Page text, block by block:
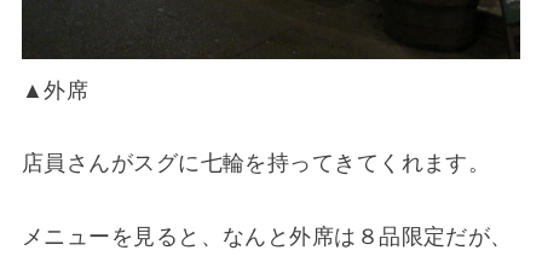
▲外席
店員さんがスグに七輪を持ってきてくれます。
メニューを見ると、なんと外席は８品限定だが、